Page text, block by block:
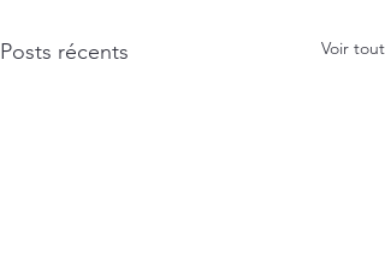
Posts récents Voir tout